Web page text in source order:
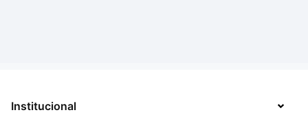
Institucional